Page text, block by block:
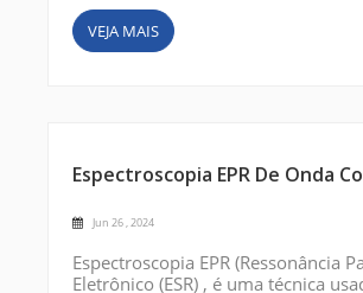
VEJA MAIS
Espectroscopia EPR De Onda
Jun 26 , 2024
Espectroscopia EPR (Ressonância
Eletrônico (ESR) , é uma técnica